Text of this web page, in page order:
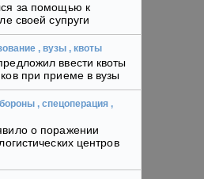
за помощью к
своей супруги
, вузы , квоты
ввести квоты
при приеме в вузы
, спецоперация ,
о поражении
центров